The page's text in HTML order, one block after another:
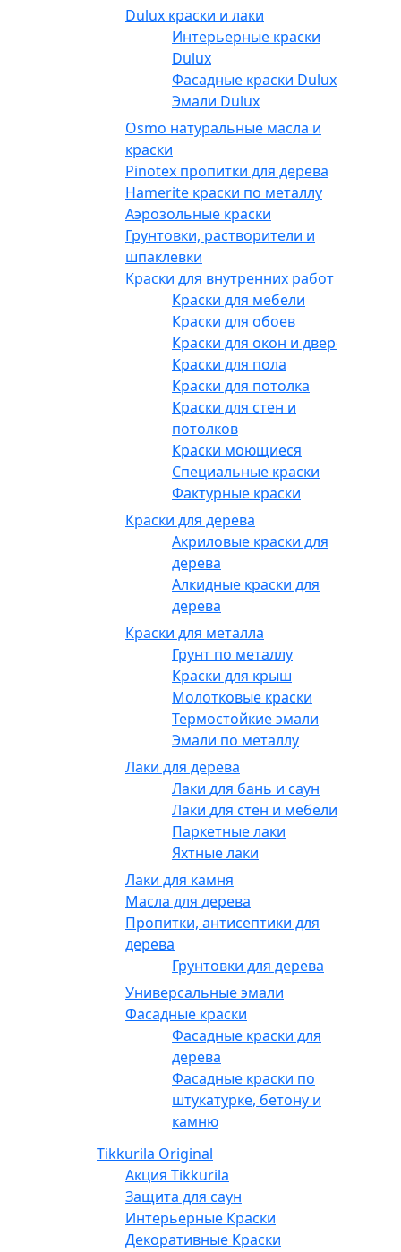
Dulux краски и лаки
Интерьерные краски
Dulux
Фасадные краски Dulux
Эмали Dulux
Osmo натуральные масла и
краски
Pinotex пропитки для дерева
Hamerite краски по металлу
Аэрозольные краски
Грунтовки, растворители и
шпаклевки
Краски для внутренних работ
Краски для мебели
Краски для обоев
Краски для окон и дверей
Краски для пола
Краски для потолка
Краски для стен и
потолков
Краски моющиеся
Специальные краски
Фактурные краски
Краски для дерева
Акриловые краски для
дерева
Алкидные краски для
дерева
Краски для металла
Грунт по металлу
Краски для крыш
Молотковые краски
Термостойкие эмали
Эмали по металлу
Лаки для дерева
Лаки для бань и саун
Лаки для стен и мебели
Паркетные лаки
Яхтные лаки
Лаки для камня
Масла для дерева
Пропитки, антисептики для
дерева
Грунтовки для дерева
Универсальные эмали
Фасадные краски
Фасадные краски для
дерева
Фасадные краски по
штукатурке, бетону и
камню
Tikkurila Original
Акция Tikkurila
Защита для саун
Интерьерные Краски
Декоративные Краски